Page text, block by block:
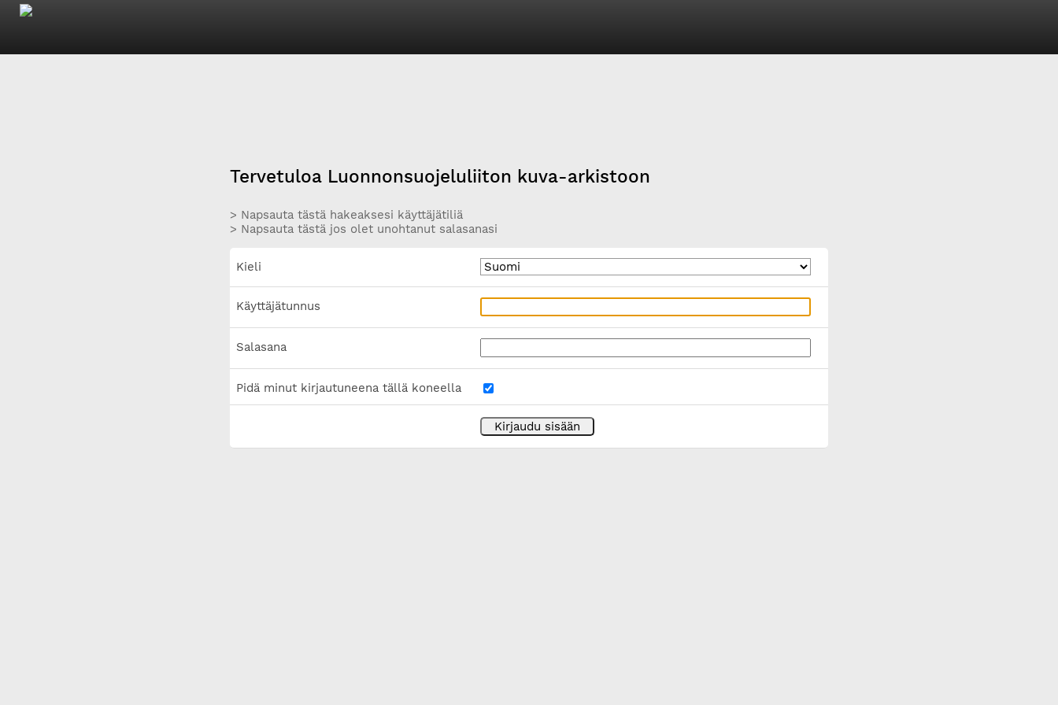
Tervetuloa Luonnonsuojeluliiton kuva-arkistoon
> Napsauta tästä hakeaksesi käyttäjätiliä
> Napsauta tästä jos olet unohtanut salasanasi
Kieli
Käyttäjätunnus
Salasana
Pidä minut kirjautuneena tällä koneella